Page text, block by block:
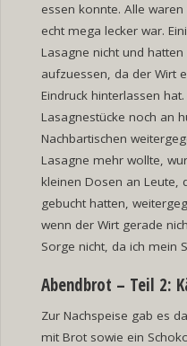
essen konnte. Alle
echt mega lecker war.
Lasagne nicht und
aufzuessen, da der Wirt
Eindruck hinterlassen
Lasagnestücke noch an
Nachbartischen
Lasagne mehr wollte,
kleinen Dosen an Leute,
gebucht hatten,
wenn der Wirt gerade
Sorge nicht, da ich mein
Abendbrot – Teil 2:
Zur Nachspeise gab es
mit Brot sowie ein